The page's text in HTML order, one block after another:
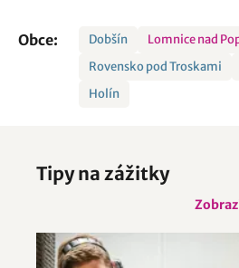
Obce: Dobšín
Lomnice nad
Rovensko pod Troskami
Holín
Tipy na zážitky